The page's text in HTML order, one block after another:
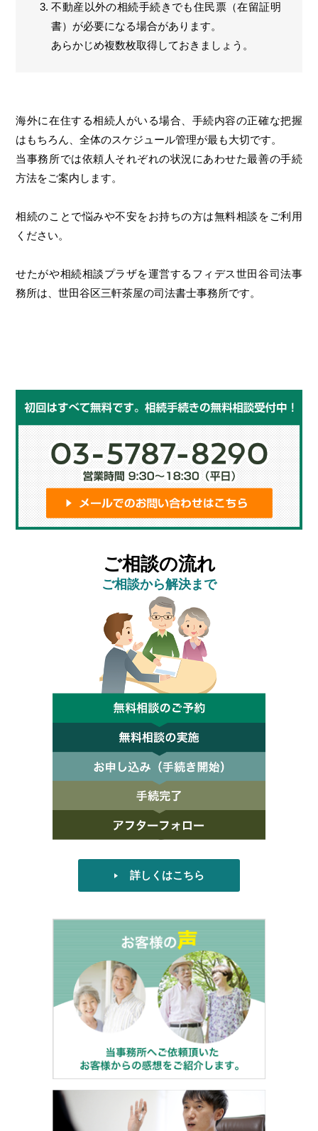
不動産以外の相続手続きでも住民票（在留証明
書）が必要になる場合があります。
あらかじめ複数枚取得しておきましょう。
海外に在住する相続人がいる場合、手続内容の正確な把握
はもちろん、全体のスケジュール管理が最も大切です。
当事務所では依頼人それぞれの状況にあわせた最善の手続
方法をご案内します。
相続のことで悩みや不安をお持ちの方は無料相談をご利用
ください。
せたがや相続相談プラザを運営するフィデス世田谷司法事
務所は、世田谷区三軒茶屋の司法書士事務所です。
ご相談の流れ
ご相談から解決まで
詳しくはこちら